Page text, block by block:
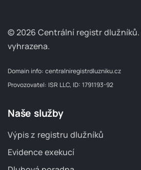
© 2026 Centrální registr dlužníků.
vyhrazena.
Domain info: centralniregistrdluzniku.cz
Provozovatel: ISR LLC, ID: 1791193-92
Naše služby
Výpis z registru dlužníků
Evidence exekucí